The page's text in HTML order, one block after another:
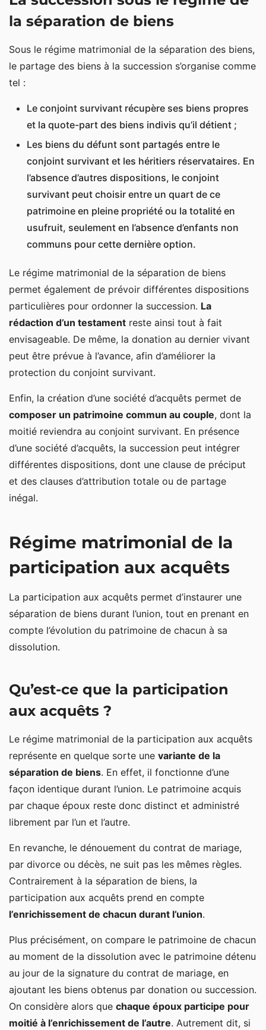
la séparation de biens
Sous le régime matrimonial de la séparation des biens,
le partage des biens à la succession s’organise comme
tel :
Le conjoint survivant récupère ses biens propres
et la quote-part des biens indivis qu’il détient ;
Les biens du défunt sont partagés entre le
conjoint survivant et les héritiers réservataires. En
l’absence d’autres dispositions, le conjoint
survivant peut choisir entre un quart de ce
patrimoine en pleine propriété ou la totalité en
usufruit, seulement en l’absence d’enfants non
communs pour cette dernière option.
Le régime matrimonial de la séparation de biens
permet également de prévoir différentes dispositions
particulières pour ordonner la succession. La
rédaction d’un testament reste ainsi tout à fait
envisageable. De même, la donation au dernier vivant
peut être prévue à l’avance, afin d’améliorer la
protection du conjoint survivant.
Enfin, la création d’une société d’acquêts permet de
composer un patrimoine commun au couple, dont la
moitié reviendra au conjoint survivant. En présence
d’une société d’acquêts, la succession peut intégrer
différentes dispositions, dont une clause de préciput
et des clauses d’attribution totale ou de partage
inégal.
Régime matrimonial de la
participation aux acquêts
La participation aux acquêts permet d’instaurer une
séparation de biens durant l’union, tout en prenant en
compte l’évolution du patrimoine de chacun à sa
dissolution.
Qu’est-ce que la participation
aux acquêts ?
Le régime matrimonial de la participation aux acquêts
représente en quelque sorte une variante de la
séparation de biens. En effet, il fonctionne d’une
façon identique durant l’union. Le patrimoine acquis
par chaque époux reste donc distinct et administré
librement par l’un et l’autre.
En revanche, le dénouement du contrat de mariage,
par divorce ou décès, ne suit pas les mêmes règles.
Contrairement à la séparation de biens, la
participation aux acquêts prend en compte
l’enrichissement de chacun durant l’union.
Plus précisément, on compare le patrimoine de chacun
au moment de la dissolution avec le patrimoine détenu
au jour de la signature du contrat de mariage, en
ajoutant les biens obtenus par donation ou succession.
On considère alors que chaque époux participe pour
moitié à l’enrichissement de l’autre. Autrement dit, si